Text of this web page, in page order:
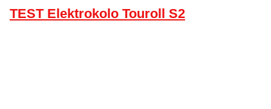
TEST Elektrokolo Touroll S2